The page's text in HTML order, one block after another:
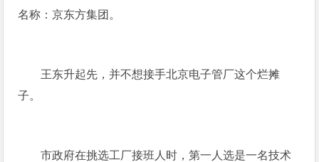
名称：京东方集团。
王东升起先，并不想接手北京电子管厂这个烂摊
子。
市政府在挑选工厂接班人时，第一人选是一名技术